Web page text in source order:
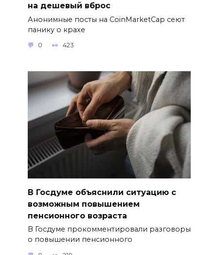
на дешевый вброс
Анонимные посты на CoinMarketCap сеют
панику о крахе
0 423
В Госдуме объяснили ситуацию с
возможным повышением
пенсионного возраста
В Госдуме прокомментировали разговоры
о повышении пенсионного